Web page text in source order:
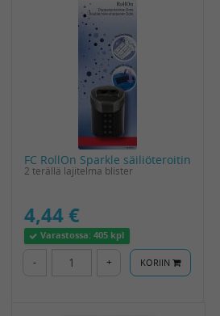
FC RollOn Sparkle säiliöteroitin
2 terällä lajitelma blister
4,44 €
Varastossa:405 kpl
- + KORIIN